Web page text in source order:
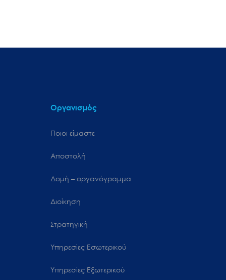
Οργανισμός
Ποιοι είμαστε
Αποστολή
Δομή – οργανόγραμμα
Διοίκηση
Στρατηγική
Υπηρεσίες Εσωτερικού
Υπηρεσίες Εξωτερικού